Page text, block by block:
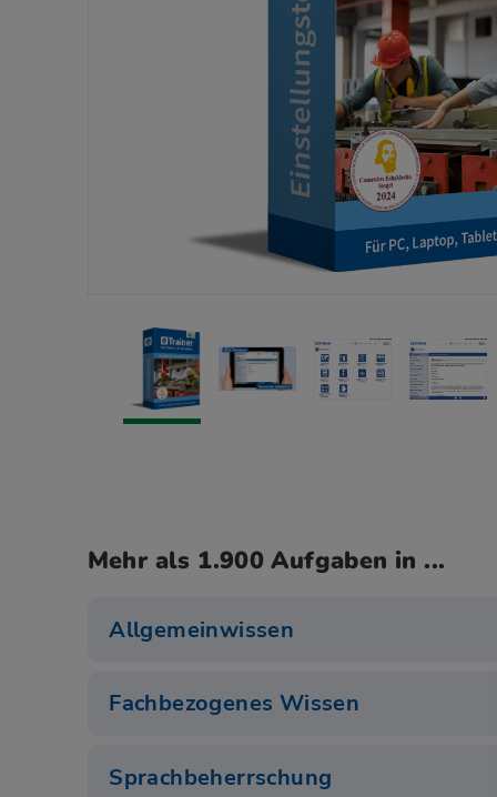
Mehr als 1.900 Aufgaben in ...
Allgemeinwissen
Fachbezogenes Wissen
Sprachbeherrschung